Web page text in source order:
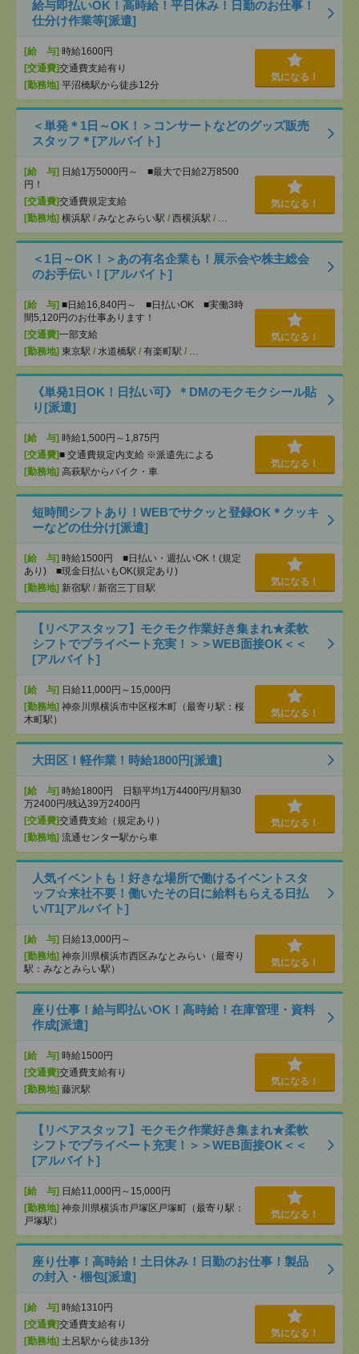
給与即払いOK！高時給！平日休み！日勤のお仕事！
仕分け作業等[派遣]
[給 与] 時給1600円
[交通費]交通費支給有り
[勤務地] 平沼橋駅から徒歩12分
気になる！
＜単発＊1日～OK！＞コンサートなどのグッズ販売
スタッフ＊[アルバイト]
[給 与] 日給1万5000円～ ■最大で日給2万8500
円！
[交通費]交通費規定支給
[勤務地] 横浜駅 / みなとみらい駅 / 西横浜駅 / …
気になる！
＜1日～OK！＞あの有名企業も！展示会や株主総会
のお手伝い！[アルバイト]
[給 与] ■日給16,840円～ ■日払いOK ■実働3時
間5,120円のお仕事あります！
[交通費]一部支給
[勤務地] 東京駅 / 水道橋駅 / 有楽町駅 / …
気になる！
《単発1日OK！日払い可》＊DMのモクモクシール貼
り[派遣]
[給 与] 時給1,500円～1,875円
[交通費]■ 交通費規定内支給 ※派遣先による
[勤務地] 高萩駅からバイク・車
気になる！
短時間シフトあり！WEBでサクッと登録OK＊クッキ
ーなどの仕分け[派遣]
[給 与] 時給1500円 ■日払い・週払いOK！(規定
あり) ■現金日払いもOK(規定あり)
[勤務地] 新宿駅 / 新宿三丁目駅
気になる！
【リペアスタッフ】モクモク作業好き集まれ★柔軟
シフトでプライベート充実！＞＞WEB面接OK＜＜
[アルバイト]
[給 与] 日給11,000円～15,000円
[勤務地] 神奈川県横浜市中区桜木町（最寄り駅：桜
木町駅）
気になる！
大田区！軽作業！時給1800円[派遣]
[給 与] 時給1800円 日額平均1万4400円/月額30
万2400円/残込39万2400円
[交通費]交通費支給（規定あり）
[勤務地] 流通センター駅から車
気になる！
人気イベントも！好きな場所で働けるイベントスタ
ッフ☆来社不要！働いたその日に給料もらえる日払
い/T1[アルバイト]
[給 与] 日給13,000円～
[勤務地] 神奈川県横浜市西区みなとみらい（最寄り
駅：みなとみらい駅）
気になる！
座り仕事！給与即払いOK！高時給！在庫管理・資料
作成[派遣]
[給 与] 時給1500円
[交通費]交通費支給有り
[勤務地] 藤沢駅
気になる！
【リペアスタッフ】モクモク作業好き集まれ★柔軟
シフトでプライベート充実！＞＞WEB面接OK＜＜
[アルバイト]
[給 与] 日給11,000円～15,000円
[勤務地] 神奈川県横浜市戸塚区戸塚町（最寄り駅：
戸塚駅）
気になる！
座り仕事！高時給！土日休み！日勤のお仕事！製品
の封入・梱包[派遣]
[給 与] 時給1310円
[交通費]交通費支給有り
[勤務地] 土呂駅から徒歩13分
気になる！